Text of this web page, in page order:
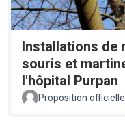
Installations de
souris et
l'hôpital Purpan
Proposition officielle